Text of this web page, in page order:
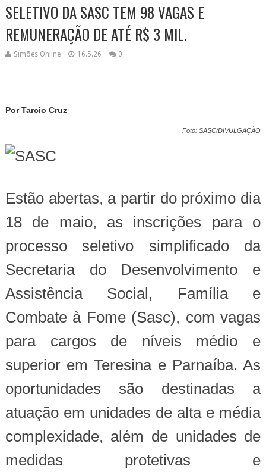
SELETIVO DA SASC TEM 98 VAGAS E
REMUNERAÇÃO DE ATÉ R$ 3 MIL.
Simões Online 16.5.26 0
Por Tarcio Cruz
Foto: SASC/DIVULGAÇÃO
Estão abertas, a partir do próximo dia
18 de maio, as inscrições para o
processo seletivo simplificado da
Secretaria do Desenvolvimento e
Assistência Social, Família e
Combate à Fome (Sasc), com vagas
para cargos de níveis médio e
superior em Teresina e Parnaíba. As
oportunidades são destinadas a
atuação em unidades de alta e média
complexidade, além de unidades de
medidas protetivas e